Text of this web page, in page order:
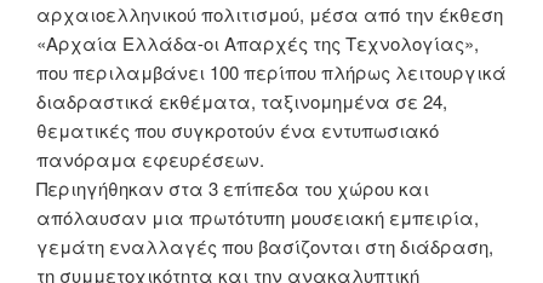
αρχαιοελληνικού πολιτισμού, μέσα από την έκθεση
«Αρχαία Ελλάδα-οι Απαρχές της Τεχνολογίας»,
που περιλαμβάνει 100 περίπου πλήρως λειτουργικά
διαδραστικά εκθέματα, ταξινομημένα σε 24,
θεματικές που συγκροτούν ένα εντυπωσιακό
πανόραμα εφευρέσεων.
Περιηγήθηκαν στα 3 επίπεδα του χώρου και
απόλαυσαν μια πρωτότυπη μουσειακή εμπειρία,
γεμάτη εναλλαγές που βασίζονται στη διάδραση,
τη συμμετοχικότητα και την ανακαλυπτική